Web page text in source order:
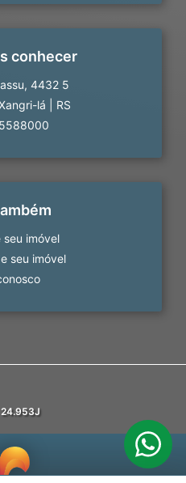
conhecer
4432 5
lá
RS
seu imóvel
seu imóvel
24.953J